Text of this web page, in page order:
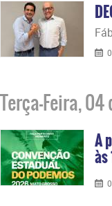
Terça-Feira,
A
às